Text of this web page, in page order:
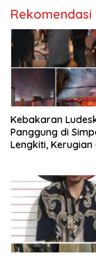
Rekomendasi
Kebakaran
Panggung di
Lengkiti, Kerugian